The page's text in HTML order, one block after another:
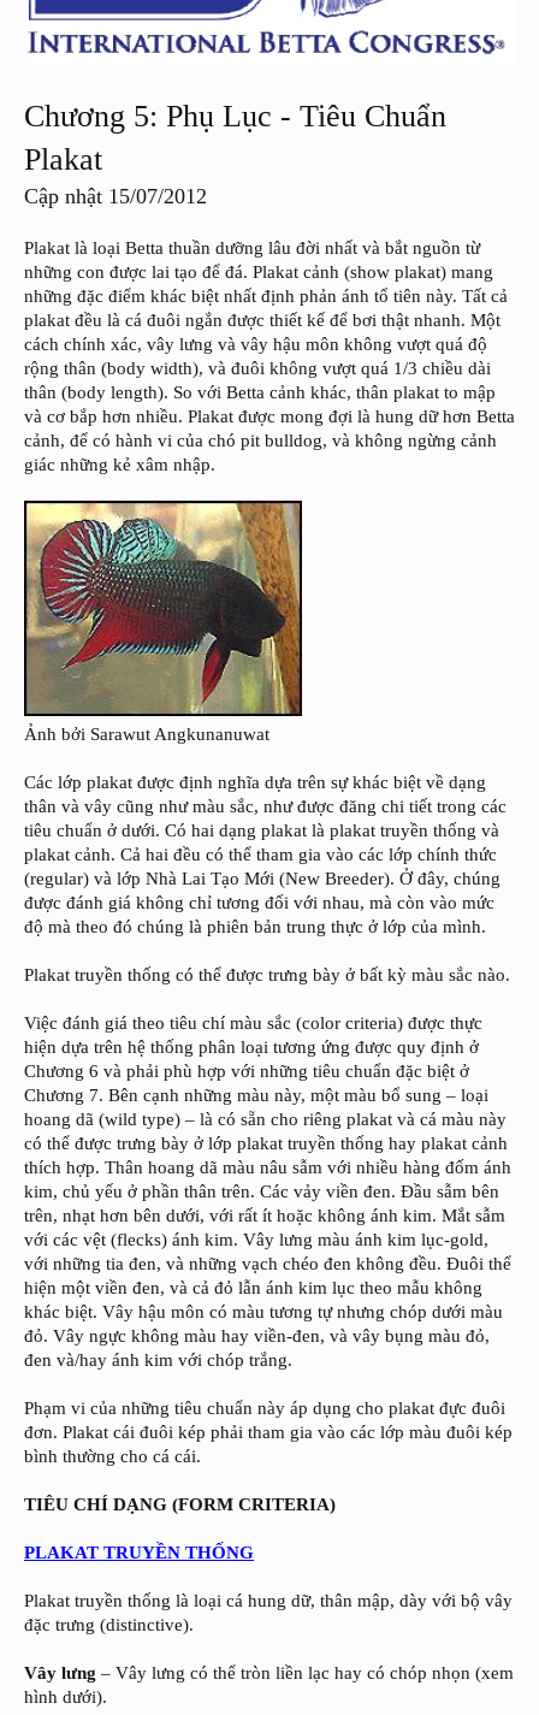
Chương 5: Phụ Lục - Tiêu Chuẩn
Plakat
Cập nhật 15/07/2012
Plakat là loại Betta thuần dưỡng lâu đời nhất và bắt nguồn từ
những con được lai tạo để đá. Plakat cảnh (show plakat) mang
những đặc điểm khác biệt nhất định phản ánh tổ tiên này. Tất cả
plakat đều là cá đuôi ngắn được thiết kế để bơi thật nhanh. Một
cách chính xác, vây lưng và vây hậu môn không vượt quá độ
rộng thân (body width), và đuôi không vượt quá 1/3 chiều dài
thân (body length). So với Betta cảnh khác, thân plakat to mập
và cơ bắp hơn nhiều. Plakat được mong đợi là hung dữ hơn Betta
cảnh, để có hành vi của chó pit bulldog, và không ngừng cảnh
giác những kẻ xâm nhập.
Ảnh bởi Sarawut Angkunanuwat
Các lớp plakat được định nghĩa dựa trên sự khác biệt về dạng
thân và vây cũng như màu sắc, như được đăng chi tiết trong các
tiêu chuẩn ở dưới. Có hai dạng plakat là plakat truyền thống và
plakat cảnh. Cả hai đều có thể tham gia vào các lớp chính thức
(regular) và lớp Nhà Lai Tạo Mới (New Breeder). Ở đây, chúng
được đánh giá không chỉ tương đối với nhau, mà còn vào mức
độ mà theo đó chúng là phiên bản trung thực ở lớp của mình.
Plakat truyền thống có thể được trưng bày ở bất kỳ màu sắc nào.
Việc đánh giá theo tiêu chí màu sắc (color criteria) được thực
hiện dựa trên hệ thống phân loại tương ứng được quy định ở
Chương 6 và phải phù hợp với những tiêu chuẩn đặc biệt ở
Chương 7. Bên cạnh những màu này, một màu bổ sung – loại
hoang dã (wild type) – là có sẵn cho riêng plakat và cá màu này
có thể được trưng bày ở lớp plakat truyền thống hay plakat cảnh
thích hợp. Thân hoang dã màu nâu sẫm với nhiều hàng đốm ánh
kim, chủ yếu ở phần thân trên. Các vảy viền đen. Đầu sẫm bên
trên, nhạt hơn bên dưới, với rất ít hoặc không ánh kim. Mắt sẫm
với các vệt (flecks) ánh kim. Vây lưng màu ánh kim lục-gold,
với những tia đen, và những vạch chéo đen không đều. Đuôi thể
hiện một viền đen, và cả đỏ lẫn ánh kim lục theo mẫu không
khác biệt. Vây hậu môn có màu tương tự nhưng chóp dưới màu
đỏ. Vây ngực không màu hay viền-đen, và vây bụng màu đỏ,
đen và/hay ánh kim với chóp trắng.
Phạm vi của những tiêu chuẩn này áp dụng cho plakat đực đuôi
đơn. Plakat cái đuôi kép phải tham gia vào các lớp màu đuôi kép
bình thường cho cá cái.
TIÊU CHÍ DẠNG (FORM CRITERIA)
PLAKAT TRUYỀN THỐNG
Plakat truyền thống là loại cá hung dữ, thân mập, dày với bộ vây
đặc trưng (distinctive).
Vây lưng – Vây lưng có thể tròn liền lạc hay có chóp nhọn (xem
hình dưới).